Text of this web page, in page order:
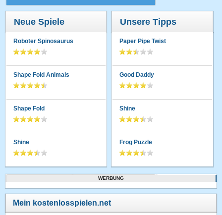
Neue Spiele
Roboter Spinosaurus
Shape Fold Animals
Shape Fold
Shine
Unsere Tipps
Paper Pipe Twist
Good Daddy
Shine
Frog Puzzle
WERBUNG
Mein kostenlosspielen.net